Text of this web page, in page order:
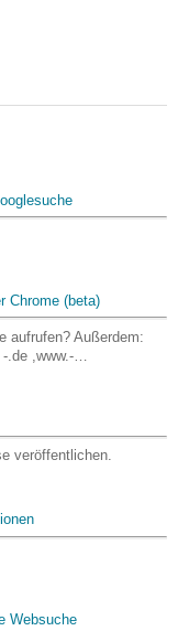
Chrome (beta)
aufrufen? Außerdem:
.de ,www.-…
veröffentlichen.
Websuche